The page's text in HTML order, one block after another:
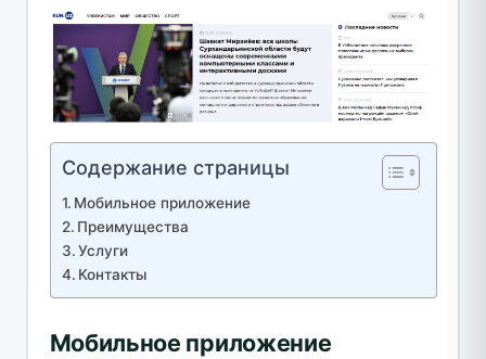
Содержание страницы
Мобильное приложение
Преимущества
Услуги
Контакты
Мобильное приложение